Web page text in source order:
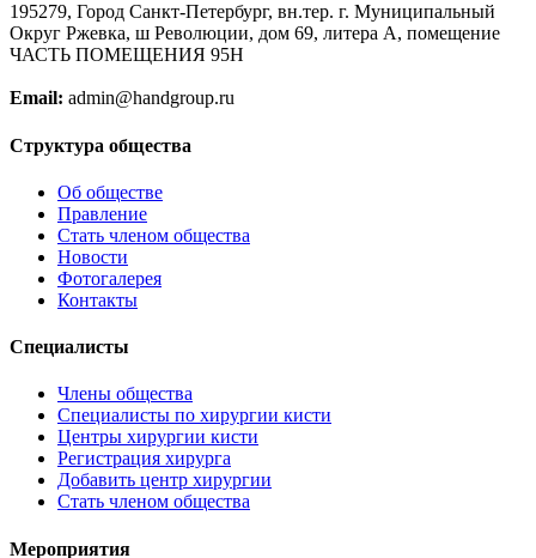
195279, Город Санкт-Петербург, вн.тер. г. Муниципальный
Округ Ржевка, ш Революции, дом 69, литера А, помещение
ЧАСТЬ ПОМЕЩЕНИЯ 95Н
Email: admin@handgroup.ru
Структура общества
Об обществе
Правление
Стать членом общества
Новости
Фотогалерея
Контакты
Специалисты
Члены общества
Специалисты по хирургии кисти
Центры хирургии кисти
Регистрация хирурга
Добавить центр хирургии
Стать членом общества
Мероприятия